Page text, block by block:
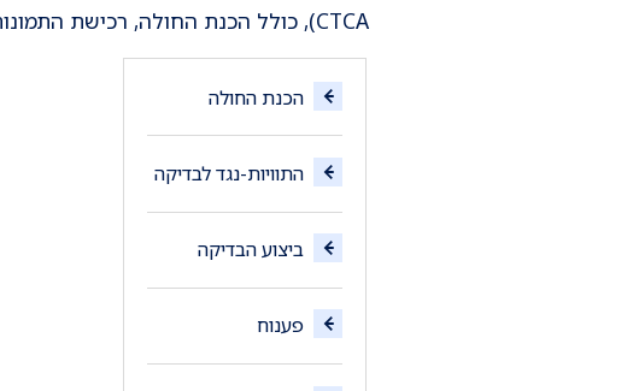
CTCA), כולל הכנת החולה, רכישת התמונות והפענוח. בנוסף ידונו שימושיה הקליניים האפשריים, יתרונותיה ומגבלותיה.
הכנת החולה
התוויות-נגד לבדיקה
ביצוע הבדיקה
פענוח